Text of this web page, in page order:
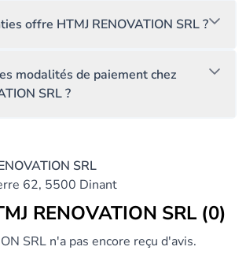
offre HTMJ RENOVATION SRL ?
modalités de paiement chez
SRL ?
SRL
62, 5500 Dinant
RENOVATION SRL (0)
SRL n'a pas encore reçu d'avis.